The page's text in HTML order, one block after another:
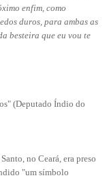
enfim, como
duros, para ambas as
besteira que eu vou te
(Deputado Índio do
no Ceará, era preso
"um símbolo